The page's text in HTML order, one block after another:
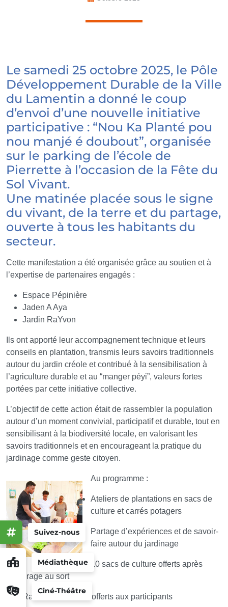
Médiathèque
Ciné-Théâtre
Suivez-nous
Le samedi 25 octobre 2025, le Pôle
Développement Durable de la Ville
du Lamentin a donné le coup
d’envoi d’une nouvelle initiative
participative : “Nou Ka Planté pou
nou manjé é doubout”, organisée
sur le parking de l’école de
Pierrette à l’occasion de la Fête du
Sol Vivant.
Une matinée placée sous le signe
du vivant, de la terre et du partage,
ouverte à tous les habitants du
secteur.
Cette manifestation a été organisée grâce au soutien et à
l’expertise de partenaires engagés :
Espace Pépinière
Jaden A Aya
Jardin RaYvon
Ils ont apporté leur accompagnement technique et leurs
conseils en plantation, transmis leurs savoirs traditionnels
autour du jardin créole et contribué à la sensibilisation à
l’agriculture durable et au “manger péyi”, valeurs fortes
portées par cette initiative collective.
L’objectif de cette action était de rassembler la population
autour d’un moment convivial, participatif et durable, tout en
sensibilisant à la biodiversité locale, en valorisant les
savoirs traditionnels et en encourageant la pratique du
jardinage comme geste citoyen.
Au programme :
Ateliers de plantations en sacs de
culture et carrés potagers
Partage d’expériences et de savoir-
faire autour du jardinage
10 sacs de culture offerts après
tirage au sort
Rafraîchissements offerts aux participants